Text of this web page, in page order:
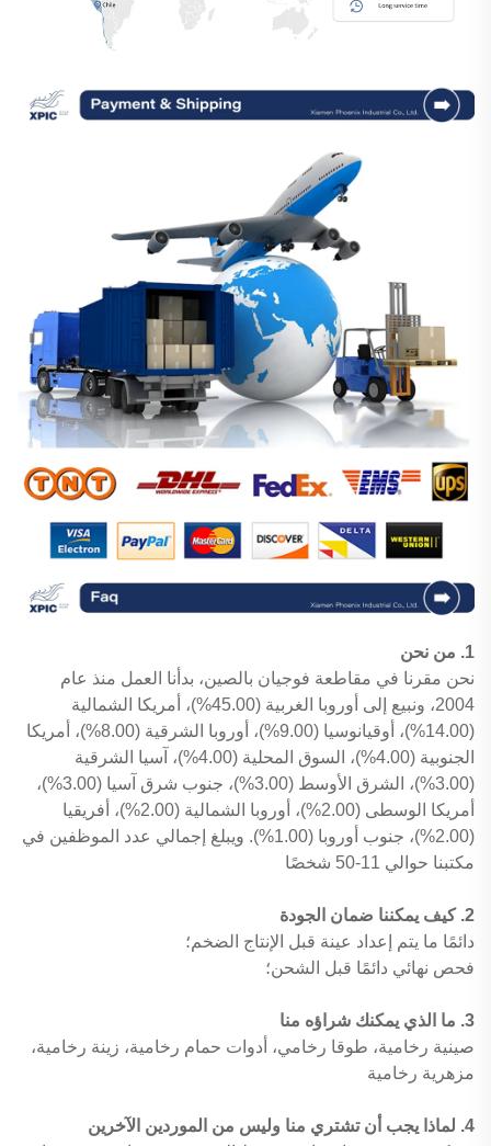
1. من نحن
نحن مقرنا في مقاطعة فوجيان بالصين، بدأنا العمل منذ عام
2004، ونبيع إلى أوروبا الغربية (45.00%)، أمريكا الشمالية
(14.00%)، أوقيانوسيا (9.00%)، أوروبا الشرقية (8.00%)، أمريكا
الجنوبية (4.00%)، السوق المحلية (4.00%)، آسيا الشرقية
(3.00%)، الشرق الأوسط (3.00%)، جنوب شرق آسيا (3.00%)،
أمريكا الوسطى (2.00%)، أوروبا الشمالية (2.00%)، أفريقيا
(2.00%)، جنوب أوروبا (1.00%). ويبلغ إجمالي عدد الموظفين في
مكتبنا حوالي 11-50 شخصًا
2. كيف يمكننا ضمان الجودة
دائمًا ما يتم إعداد عينة قبل الإنتاج الضخم؛
فحص نهائي دائمًا قبل الشحن؛
3. ما الذي يمكنك شراؤه منا
صينية رخامية، طوقا رخامي، أدوات حمام رخامية، زينة رخامية،
مزهرية رخامية
4. لماذا يجب أن تشتري منا وليس من الموردين الآخرين